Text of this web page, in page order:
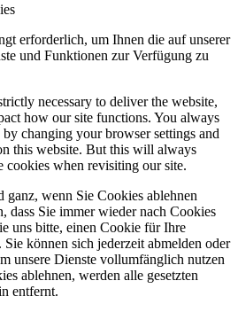
erforderlich, um Ihnen die auf unserer
und Funktionen zur Verfügung zu
necessary to deliver the website,
how our site functions. You always
changing your browser settings and
this website. But this will always
cookies when revisiting our site.
ganz, wenn Sie Cookies ablehnen
dass Sie immer wieder nach Cookies
uns bitte, einen Cookie für Ihre
können sich jederzeit abmelden oder
unsere Dienste vollumfänglich nutzen
ablehnen, werden alle gesetzten
entfernt.